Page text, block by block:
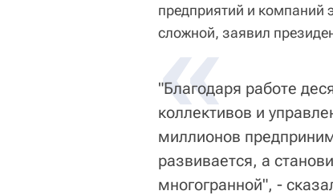
предприятий и компаний
сложной, заявил
«
"Благодаря работе
коллективов и
миллионов
развивается, а
многогранной", -